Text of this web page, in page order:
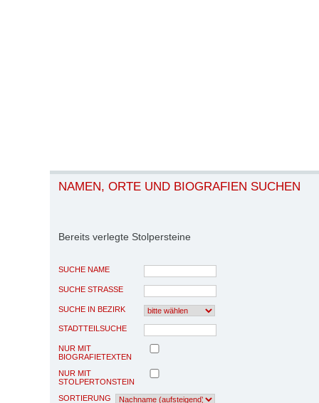
NAMEN, ORTE UND BIOGRAFIEN SUCHEN
Bereits verlegte Stolpersteine
SUCHE NAME
SUCHE STRASSE
SUCHE IN BEZIRK
STADTTEILSUCHE
NUR MIT
BIOGRAFIETEXTEN
NUR MIT
STOLPERTONSTEIN
SORTIERUNG